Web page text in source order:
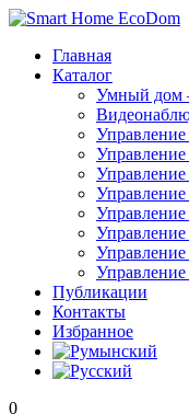
Главная
Каталог
Умный дом
Управление
Публикации
Контакты
Избранное
0